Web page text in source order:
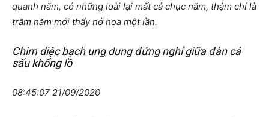
quanh năm, có những loài lại mất cả chục năm, thậm chí là
trăm năm mới thấy nở hoa một lần.
Chim diệc bạch ung dung đứng nghỉ giữa đàn cá
sấu khổng lồ
08:45:07 21/09/2020